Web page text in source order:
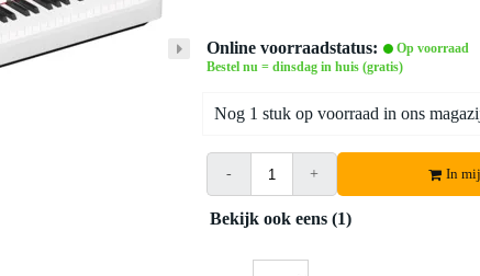
Online voorraadstatus:
Op voorraad
Bestel nu = dinsdag in huis (gratis)
Nog 1 stuk op voorraad in ons
- + In
Bekijk ook eens (1)